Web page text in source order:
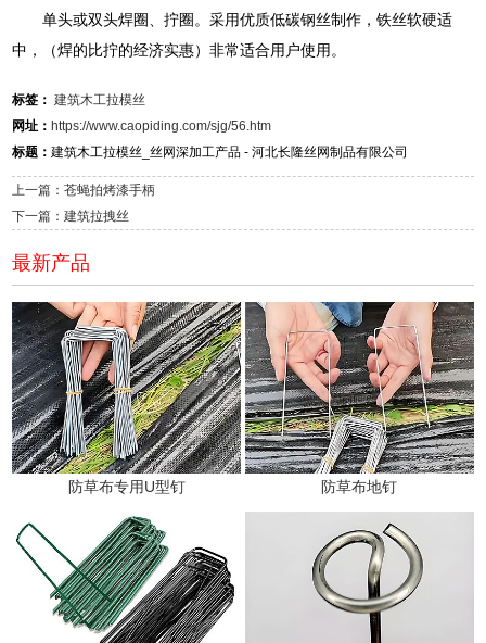
单头或双头焊圈、拧圈。采用优质低碳钢丝制作，铁丝软硬适
中，（焊的比拧的经济实惠）非常适合用户使用。
标签： 建筑木工拉模丝
网址： https://www.caopiding.com/sjg/56.htm
标题：建筑木工拉模丝_丝网深加工产品 - 河北长隆丝网制品有限公司
上一篇：苍蝇拍烤漆手柄
下一篇：建筑拉拽丝
最新产品
防草布专用U型钉 防草布地钉